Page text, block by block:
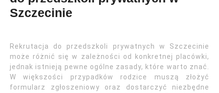
Szczecinie
Rekrutacja do przedszkoli prywatnych w Szczecinie
może różnić się w zależności od konkretnej placówki,
jednak istnieją pewne ogólne zasady, które warto znać.
W większości przypadków rodzice muszą złożyć
formularz zgłoszeniowy oraz dostarczyć niezbędne